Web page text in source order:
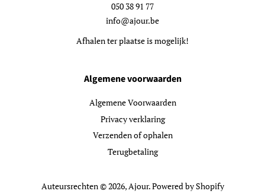
050 38 91 77
info@ajour.be
Afhalen ter plaatse is mogelijk!
Algemene voorwaarden
Algemene Voorwaarden
Privacy verklaring
Verzenden of ophalen
Terugbetaling
Auteursrechten © 2026,Ajour. Powered by Shopify